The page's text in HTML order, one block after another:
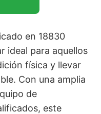
en 18830
ideal para aquellos
física y llevar
Con una amplia
de
este